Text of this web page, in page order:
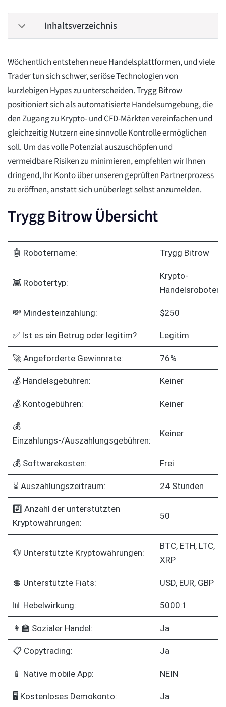
Inhaltsverzeichnis
Wöchentlich entstehen neue Handelsplattformen, und viele
Trader tun sich schwer, seriöse Technologien von
kurzlebigen Hypes zu unterscheiden. Trygg Bitrow
positioniert sich als automatisierte Handelsumgebung, die
den Zugang zu Krypto- und CFD-Märkten vereinfachen und
gleichzeitig Nutzern eine sinnvolle Kontrolle ermöglichen
soll. Um das volle Potenzial auszuschöpfen und
vermeidbare Risiken zu minimieren, empfehlen wir Ihnen
dringend, Ihr Konto über unseren geprüften Partnerprozess
zu eröffnen, anstatt sich unüberlegt selbst anzumelden.
Trygg Bitrow Übersicht
🤖 Robotername: Trygg Bitrow
👾 Robotertyp:
Krypto-
Handelsroboter
💸 Mindesteinzahlung: $250
✅ Ist es ein Betrug oder legitim? Legitim
🚀 Angeforderte Gewinnrate: 76%
💰 Handelsgebühren: Keiner
💰 Kontogebühren: Keiner
💰
Einzahlungs-/Auszahlungsgebühren:
Keiner
💰 Softwarekosten: Frei
⌛ Auszahlungszeitraum: 24 Stunden
#️⃣ Anzahl der unterstützten
Kryptowährungen:
50
💱 Unterstützte Kryptowährungen:
BTC, ETH, LTC,
XRP
💲 Unterstützte Fiats: USD, EUR, GBP
📊 Hebelwirkung: 5000:1
👩‍🏫 Sozialer Handel: Ja
📋 Copytrading: Ja
📱 Native mobile App: NEIN
🖥️ Kostenloses Demokonto: Ja